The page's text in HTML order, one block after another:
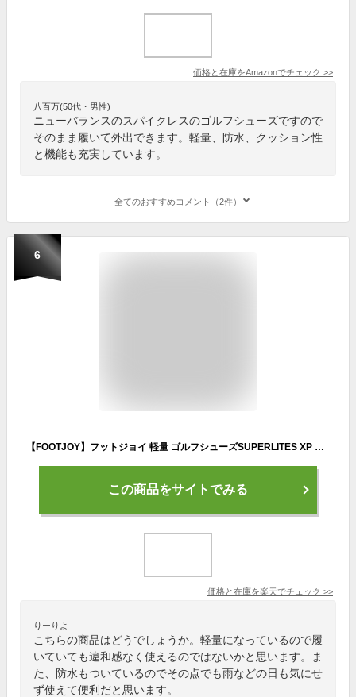
価格と在庫をAmazonでチェック >>
八百万(50代・男性)
ニューバランスのスパイクレスのゴルフシューズですので
そのまま履いて外出できます。軽量、防水、クッション性
と機能も充実しています。
全てのおすすめコメント（2件）
6
【FOOTJOY】フットジョイ 軽量 ゴルフシューズSUPERLITES XP Spikeless BOAスパイクレスゴルフシューズFootJoy史上最軽量、防水性に優れ、安定したプレーをフィット性とともに実現メンズ 【日本正規品】
この商品をサイトでみる
価格と在庫を楽天でチェック >>
りーりよ
こちらの商品はどうでしょうか。軽量になっているので履
いていても違和感なく使えるのではないかと思います。ま
た、防水もついているのでその点でも雨などの日も気にせ
ず使えて便利だと思います。